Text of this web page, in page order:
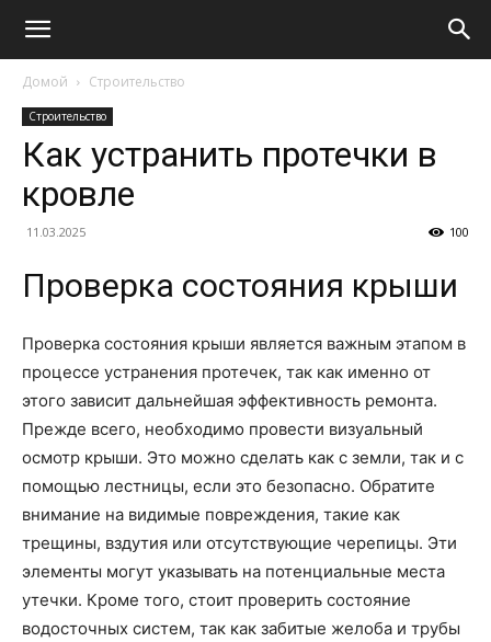
Домой Строительство
Строительство
Как устранить протечки в
кровле
11.03.2025 100
Проверка состояния крыши
Проверка состояния крыши является важным этапом в
процессе устранения протечек, так как именно от
этого зависит дальнейшая эффективность ремонта.
Прежде всего, необходимо провести визуальный
осмотр крыши. Это можно сделать как с земли, так и с
помощью лестницы, если это безопасно. Обратите
внимание на видимые повреждения, такие как
трещины, вздутия или отсутствующие черепицы. Эти
элементы могут указывать на потенциальные места
утечки. Кроме того, стоит проверить состояние
водосточных систем, так как забитые желоба и трубы